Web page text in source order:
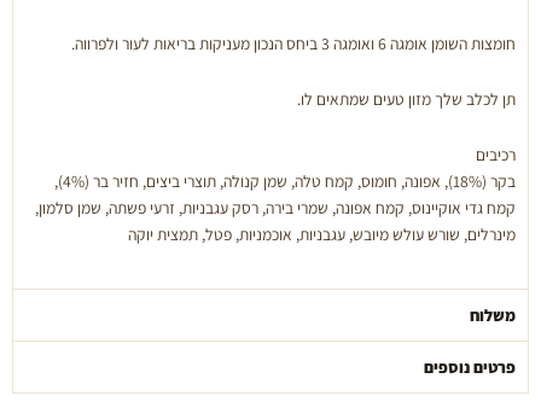
חומצות השומן אומגה 6 ואומגה 3 ביחס הנכון מעניקות בריאות לעור ולפרווה.
תן לכלב שלך מזון טעים שמתאים לו.
רכיבים
בקר (18%), אפונה, חומוס, קמח טלה, שמן קנולה, תוצרי ביצים, חזיר בר (4%),
קמח גדי אוקיינוס, קמח אפונה, שמרי בירה, רסק עגבניות, זרעי פשתה, שמן סלמון,
מינרלים, שורש עולש מיובש, עגבניות, אוכמניות, פטל, תמצית יוקה
משלוח
פרטים נוספים